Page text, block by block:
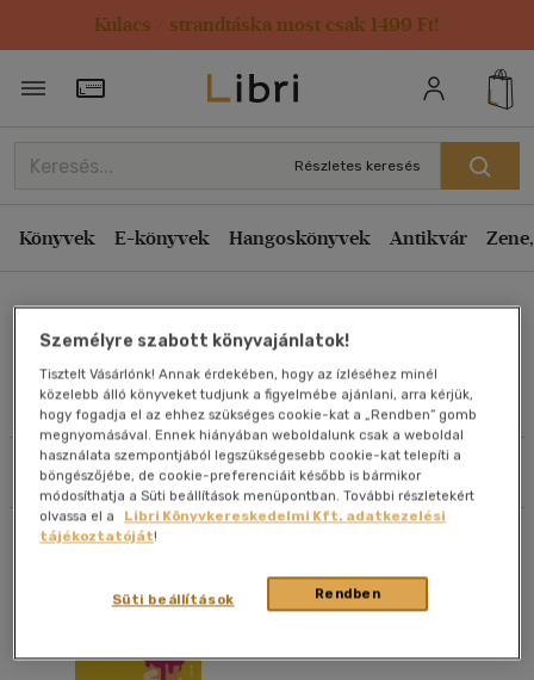
Kulacs / strandtáska most csak 1499 Ft!
Törzsvásárlói Kártya adatai
Részletes keresés
Könyvek E-könyvek Hangoskönyvek Antikvár
Karolien Raeymaekers
Művei
Szűrés Rendezés
Rendezés
Kiadás éve szerint csökkenő
Ár szerint csökkenő
Eladott darabszám szerint csökkenő
Eladott darabszám szerint növekvő
Cím szerint A-Z
Szerző szerint A-Z
Megjelenítés
20 db / oldal
Alkalmaz
Személyre szabott könyvajánlatok!
Tisztelt Vásárlónk! Annak érdekében, hogy az ízléséhez minél
közelebb álló könyveket tudjunk a figyelmébe ajánlani, arra kérjük,
hogy fogadja el az ehhez szükséges cookie-kat a „Rendben” gomb
megnyomásával. Ennek hiányában weboldalunk csak a weboldal
használata szempontjából legszükségesebb cookie-kat telepíti a
böngészőjébe, de cookie-preferenciáit később is bármikor
módosíthatja a Süti beállítások menüpontban. További részletekért
olvassa el a
Libri Könyvkereskedelmi Kft. adatkezelési
tájékoztatóját!
Rendben
Süti beállítások